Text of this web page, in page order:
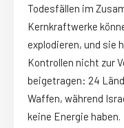
Todesfällen im
Kernkraftwerke
explodieren, und sie
Kontrollen nicht zur
beigetragen: 24
Waffen, während
keine Energie haben.